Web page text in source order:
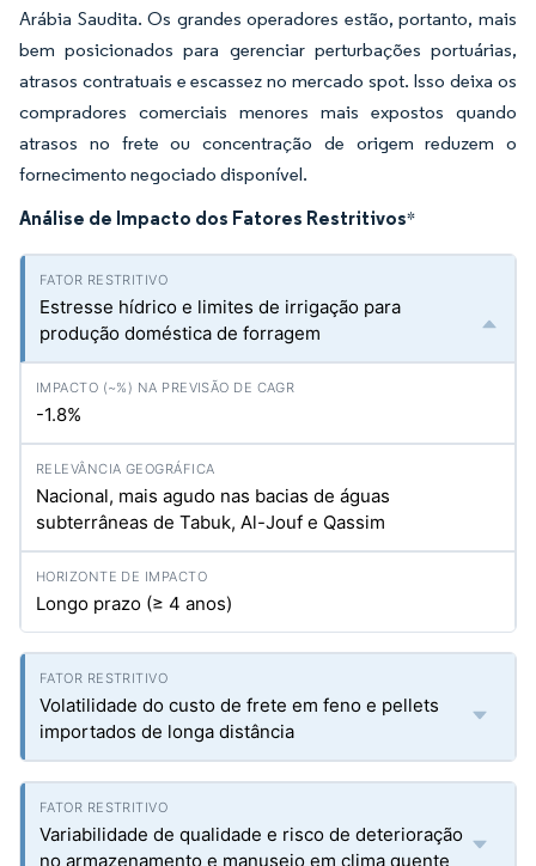
Arábia Saudita. Os grandes operadores estão, portanto, mais
bem posicionados para gerenciar perturbações portuárias,
atrasos contratuais e escassez no mercado spot. Isso deixa os
compradores comerciais menores mais expostos quando
atrasos no frete ou concentração de origem reduzem o
fornecimento negociado disponível.
Análise de Impacto dos Fatores Restritivos*
Estresse hídrico e limites de irrigação para
produção doméstica de forragem
-1.8%
Nacional, mais agudo nas bacias de águas
subterrâneas de Tabuk, Al-Jouf e Qassim
Longo prazo (≥ 4 anos)
Volatilidade do custo de frete em feno e pellets
importados de longa distância
Variabilidade de qualidade e risco de deterioração
no armazenamento e manuseio em clima quente